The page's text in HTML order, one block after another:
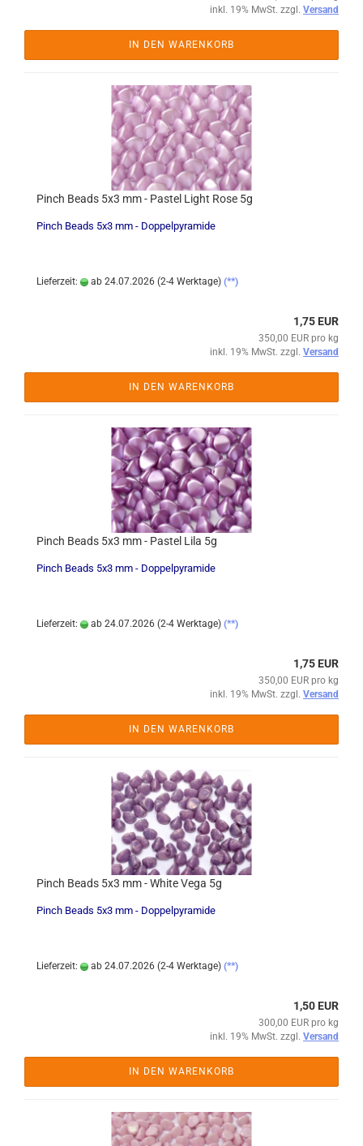
inkl. 19% MwSt. zzgl. Versand
IN DEN WARENKORB
Pinch Beads 5x3 mm - Pastel Light Rose 5g
Pinch Beads 5x3 mm - Doppelpyramide
Lieferzeit: ab 24.07.2026 (2-4 Werktage) (**)
1,75 EUR
350,00 EUR pro kg
inkl. 19% MwSt. zzgl. Versand
IN DEN WARENKORB
Pinch Beads 5x3 mm - Pastel Lila 5g
Pinch Beads 5x3 mm - Doppelpyramide
Lieferzeit: ab 24.07.2026 (2-4 Werktage) (**)
1,75 EUR
350,00 EUR pro kg
inkl. 19% MwSt. zzgl. Versand
IN DEN WARENKORB
Pinch Beads 5x3 mm - White Vega 5g
Pinch Beads 5x3 mm - Doppelpyramide
Lieferzeit: ab 24.07.2026 (2-4 Werktage) (**)
1,50 EUR
300,00 EUR pro kg
inkl. 19% MwSt. zzgl. Versand
IN DEN WARENKORB